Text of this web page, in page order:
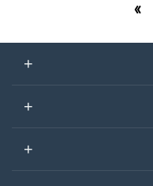
»
+
+
+